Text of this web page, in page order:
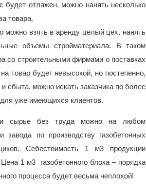
будет отлажен, можно нанять несколько
товара.
можно взять в аренду целый цех, нанять
объемы стройматериала. В таком
со строительными фирмами о поставках
товар будет невысокой, но постепенно,
сбыта, можно искать заказчика по более
уже имеющихся клиентов.
сырье без труда можно на любом
по производству газобетонных
Себестоимость 1 м3 продукции
1 м3 газобетонного блока – порядка
процесса будет весьма неплохой!